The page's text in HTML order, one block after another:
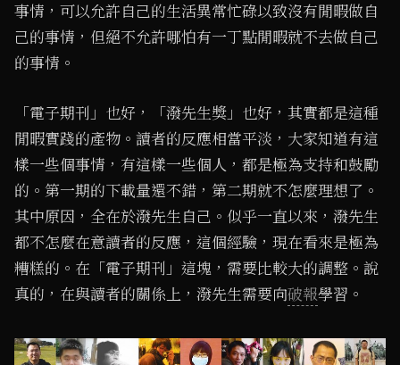
事情，可以允許自己的生活異常忙碌以致沒有閒暇做自
己的事情，但絕不允許哪怕有一丁點閒暇就不去做自己
的事情。
「電子期刊」也好，「潑先生獎」也好，其實都是這種
閒暇實踐的產物。讀者的反應相當平淡，大家知道有這
樣一些個事情，有這樣一些個人，都是極為支持和鼓勵
的。第一期的下載量還不錯，第二期就不怎麼理想了。
其中原因，全在於潑先生自己。似乎一直以來，潑先生
都不怎麼在意讀者的反應，這個經驗，現在看來是極為
糟糕的。在「電子期刊」這塊，需要比較大的調整。說
真的，在與讀者的關係上，潑先生需要向破報學習。